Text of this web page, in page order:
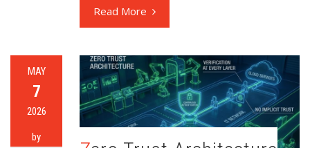
Read More
MAY
7
2026
by